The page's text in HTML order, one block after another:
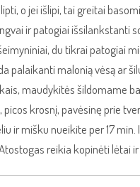
o jei išlipi, tai greitai
ir patogiai išsilankstanti
du tikrai patogiai
palaikanti malonią vėsą ar
maudykitės šildomame
picos krosnį, pavėsinę prie
ir mišku nueikite per 17
reikia kopinėti lėtai ir